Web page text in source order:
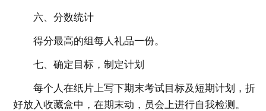
六、分数统计
得分最高的组每人礼品一份。
七、确定目标，制定计划
每个人在纸片上写下期末考试目标及短期计划，折
好放入收藏盒中，在期末动，员会上进行自我检测。